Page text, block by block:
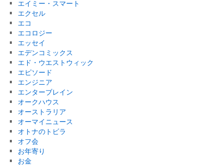
エイミー・スマート
エクセル
エコ
エコロジー
エッセイ
エデンコミックス
エド・ウエストウィック
エピソード
エンジニア
エンターブレイン
オークハウス
オーストラリア
オーマイニュース
オトナのトビラ
オフ会
お年寄り
お金